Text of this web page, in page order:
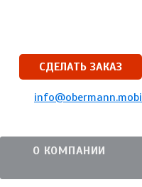
СДЕЛАТЬ ЗАКАЗ
info@obermann.mobi
О КОМПАНИИ